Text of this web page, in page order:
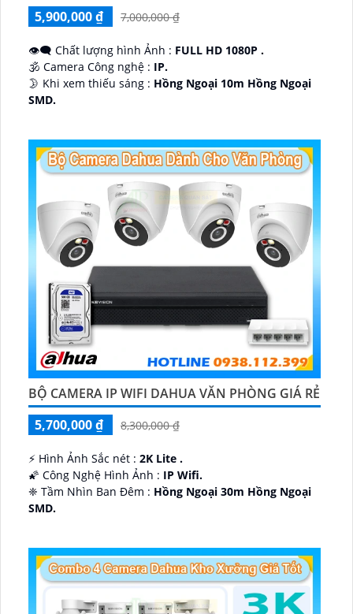
5,900,000 ₫
7,000,000 ₫
👁️‍🗨 Chất lượng hình Ảnh : FULL HD 1080P .
🕉️ Camera Công nghệ : IP.
🌛 Khi xem thiếu sáng : Hồng Ngoại 10m Hồng Ngoại
SMD.
BỘ CAMERA IP WIFI DAHUA VĂN PHÒNG GIÁ RẺ
5,700,000 ₫
8,300,000 ₫
️⚡ Hình Ảnh Sắc nét : 2K Lite .
🌠 Công Nghệ Hình Ảnh : IP Wifi.
❈ Tầm Nhìn Ban Đêm : Hồng Ngoại 30m Hồng Ngoại
SMD.